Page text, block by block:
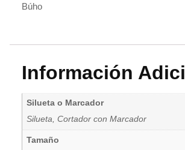
Búho
Información
Silueta o Marcador
Silueta, Cortador con Marcador
Tamaño